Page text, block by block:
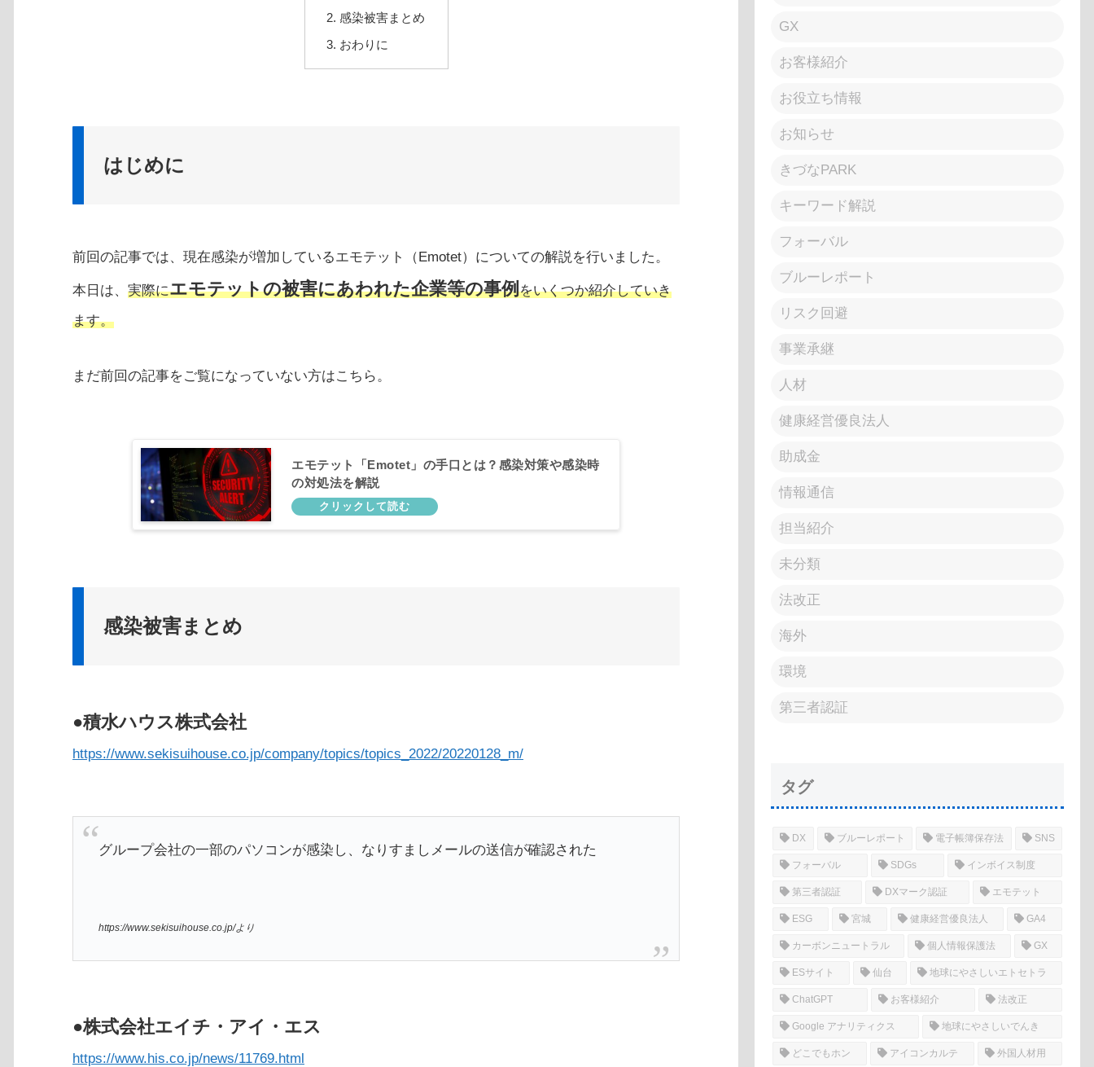
感染被害まとめ
おわりに
はじめに
前回の記事では、現在感染が増加しているエモテット（Emotet）についての解説を行いました。
本日は、 実際にエモテットの被害にあわれた企業等の事例をいくつか紹介していき
ます。
まだ前回の記事をご覧になっていない方はこちら。
エモテット「Emotet」の手口とは？感染対策や感染時
の対処法を解説
感染被害まとめ
●積水ハウス株式会社
https://www.sekisuihouse.co.jp/company/topics/topics_2022/20220128_m/
グループ会社の一部のパソコンが感染し、なりすましメールの送信が確認された
https://www.sekisuihouse.co.jp/より
●株式会社エイチ・アイ・エス
https://www.his.co.jp/news/11769.html
GX
お客様紹介
お役立ち情報
お知らせ
きづなPARK
キーワード解説
フォーバル
ブルーレポート
リスク回避
事業承継
人材
健康経営優良法人
助成金
情報通信
担当紹介
未分類
法改正
海外
環境
第三者認証
タグ
DX ブルーレポート 電子帳簿保存法 SNS
フォーバル SDGs インボイス制度
第三者認証 DXマーク認証 エモテット
ESG 宮城 健康経営優良法人 GA4
カーボンニュートラル 個人情報保護法 GX
ESサイト 仙台 地球にやさしいエトセトラ
ChatGPT お客様紹介 法改正
Google アナリティクス 地球にやさしいでんき
どこでもホン アイコンカルテ 外国人材用